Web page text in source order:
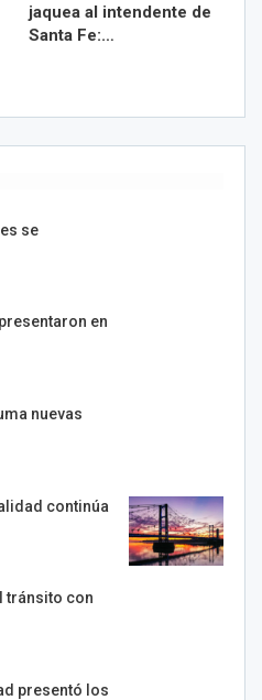
jaquea al intendente de
Santa Fe:…
se
en
nuevas
continúa
tránsito con
presentó los